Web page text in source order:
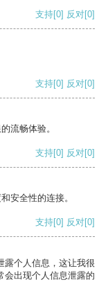
支持[0] 反对[0]
支持[0] 反对[0]
流畅体验。
支持[0] 反对[0]
安全性的连接。
支持[0] 反对[0]
露个人信息，这让我很
会出现个人信息泄露的